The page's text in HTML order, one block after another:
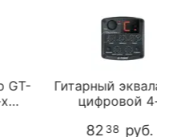
Гитарный эквалайзер
цифровой 4-х
контролем обратной
38 руб.